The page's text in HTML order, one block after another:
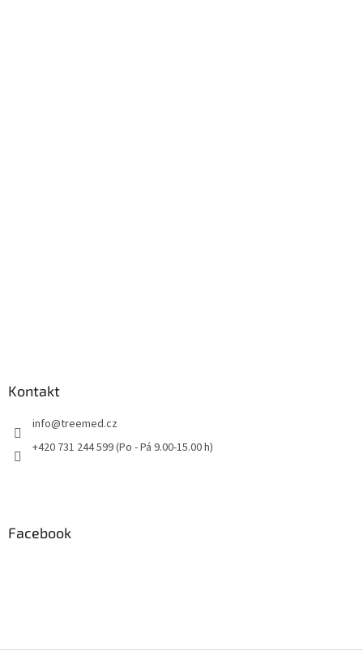
Kontakt
info@treemed.cz
+420 731 244 599 (Po - Pá 9.00-15.00 h)
Facebook